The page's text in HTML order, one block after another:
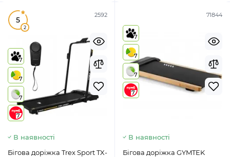
2592
5
2
7
7
7
7
В наявності
Бігова доріжка Trex Sport TX-
71844
7
7
7
7
В наявності
Бігова доріжка GYMTEK